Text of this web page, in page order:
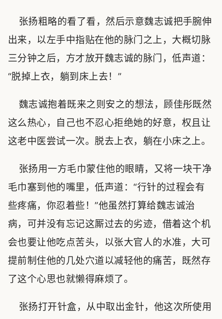
张扬粗略的看了看，然后示意魏志诚把手腕伸
出来，以左手中指贴在他的脉门之上，大概切脉
三分钟之后，方才放开魏志诚的脉门，低声道：
“脱掉上衣，躺到床上去！”
魏志诚抱着既来之则安之的想法，顾佳彤既然
这么热心，自己也不忍心拒绝她的好意，权且让
这老中医尝试一次。脱去上衣，躺在小床之上。
张扬用一方毛巾蒙住他的眼睛，又将一块干净
毛巾塞到他的嘴里，低声道：“行针的过程会有
些疼痛，你忍着些！”他虽然打算给魏志诚治
病，可并没有忘记这厮过去的劣迹，借着这个机
会也要让他吃点苦头，以张大官人的水准，大可
提前制住他的几处穴道以减轻他的痛苦，既然存
了这个心思也就懒得麻烦了。
张扬打开针盒，从中取出金针，他这次所使用